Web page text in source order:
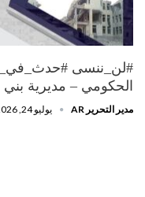
#لن_ننسى
الحكومي – مديرية
مدير التحرير AR يوليو 24, 2026